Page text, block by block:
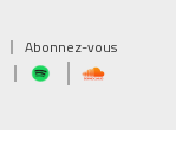
Abonnez-vous